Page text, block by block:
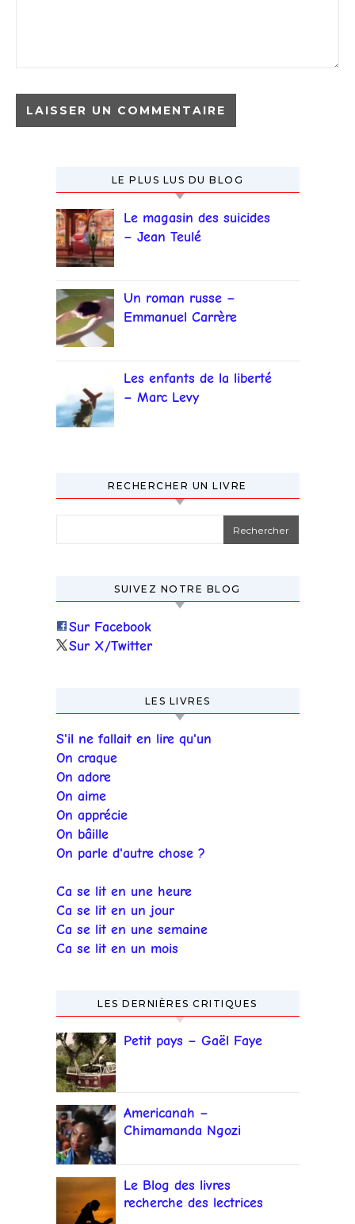
LE PLUS LUS DU BLOG
Le magasin des suicides
– Jean Teulé
Un roman russe –
Emmanuel Carrère
Les enfants de la liberté
– Marc Levy
RECHERCHER UN LIVRE
SUIVEZ NOTRE BLOG
Sur Facebook
Sur X/Twitter
LES LIVRES
S'il ne fallait en lire qu'un
On craque
On adore
On aime
On apprécie
On bâille
On parle d'autre chose ?
Ca se lit en une heure
Ca se lit en un jour
Ca se lit en une semaine
Ca se lit en un mois
LES DERNIÈRES CRITIQUES
Petit pays – Gaël Faye
Americanah –
Chimamanda Ngozi
Le Blog des livres
recherche des lectrices